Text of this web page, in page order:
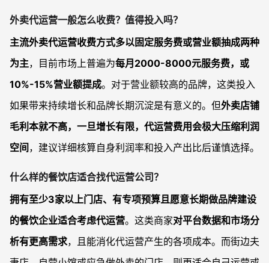
外卖代运营一般怎么收费？值得投入吗？
主流外卖代运营收费方式多以固定服务费或营业额抽成两种
为主，目前市场上普遍为每月2000-8000元服务费，或
10%-15%营业额提成。对于营业额较高的品牌，这类投入
如果带来持续增长和品牌长期沉淀是有意义的。但外卖店铺
毛利本就不高，一旦增长有限，代运营费用会极大压缩利润
空间，建议详细核算自身利润率和投入产出比后谨慎选择。
什么样的餐饮店适合找代运营公司？
拥有至少3家以上门店、有专项预算且愿意长期做品牌建设
的餐饮企业适合考虑代运营。这类商家对平台数据和市场分
析有更高需求，且能消化代运营产生的各项成本。而街边夫